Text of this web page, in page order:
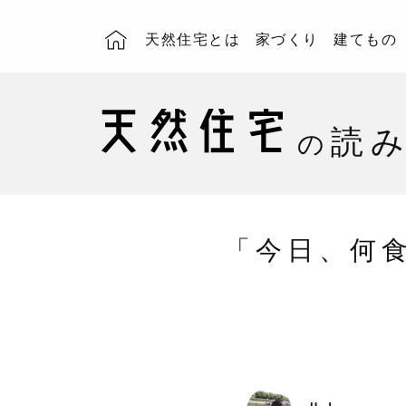
天然住宅とは 家づくり 建てもの
の読
「今日、何